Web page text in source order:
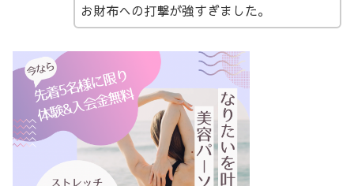
お財布への打撃が強すぎました。